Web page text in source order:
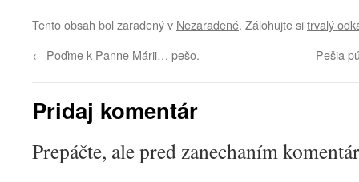
Tento obsah bol zaradený v Nezaradené. Zálohujte sitrvalý
← Poďme k Panne Márii… pešo. Pešia
Pridaj komentár
Prepáčte, ale pred zanechaním